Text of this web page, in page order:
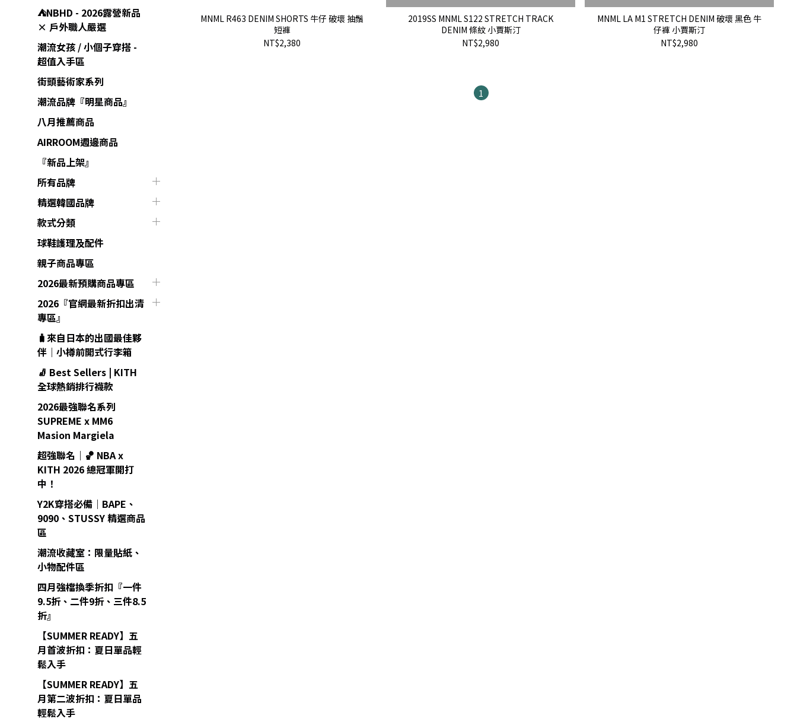
⛺️NBHD - 2026露營新品
× 戶外職人嚴選
潮流女孩 / 小個子穿搭 -
超值入手區
街頭藝術家系列
潮流品牌『明星商品』
八月推薦商品
AIRROOM週邊商品
『新品上架』
所有品牌
精選韓國品牌
款式分類
球鞋護理及配件
親子商品專區
2026最新預購商品專區
2026『官網最新折扣出清
專區』
🧳來自日本的出國最佳夥
伴｜小樽前開式行李箱
🧦 Best Sellers | KITH
全球熱銷排行襪款
2026最強聯名系列
SUPREME x MM6
Masion Margiela
超強聯名｜🏀 NBA x
KITH 2026 總冠軍開打
中！
Y2K穿搭必備｜BAPE、
9090、STUSSY 精選商品
區
潮流收藏室：限量貼紙、
小物配件區
四月強檔換季折扣『一件
9.5折、二件9折、三件8.5
折』
【SUMMER READY】五
月首波折扣：夏日單品輕
鬆入手
【SUMMER READY】五
月第二波折扣：夏日單品
輕鬆入手
MNML R463 DENIM SHORTS 牛仔 破壞 抽鬚
短褲
NT$2,380
2019SS MNML S122 STRETCH TRACK
DENIM 條紋 小賈斯汀
NT$2,980
MNML LA M1 STRETCH DENIM 破壞 黑色 牛
仔褲 小賈斯汀
NT$2,980
1